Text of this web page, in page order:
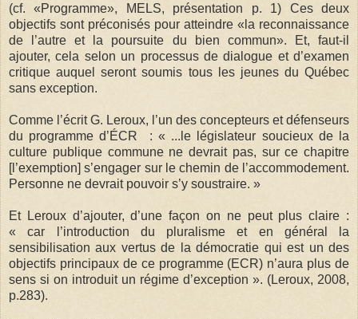
(cf. «Programme», MELS, présentation p. 1) Ces deux
objectifs sont préconisés pour atteindre «la reconnaissance
de l’autre et la poursuite du bien commun». Et, faut-il
ajouter, cela selon un processus de dialogue et d’examen
critique auquel seront soumis tous les jeunes du Québec
sans exception.
Comme l’écrit G. Leroux, l’un des concepteurs et défenseurs
du programme d’ÉCR : « ...le législateur soucieux de la
culture publique commune ne devrait pas, sur ce chapitre
[l’exemption] s’engager sur le chemin de l’accommodement.
Personne ne devrait pouvoir s’y soustraire. »
Et Leroux d’ajouter, d’une façon on ne peut plus claire :
« car l’introduction du pluralisme et en général la
sensibilisation aux vertus de la démocratie qui est un des
objectifs principaux de ce programme (ECR) n’aura plus de
sens si on introduit un régime d’exception ». (Leroux, 2008,
p.283).